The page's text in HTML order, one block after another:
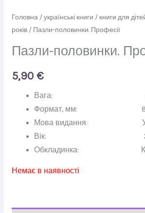
Головна/українські книги / книги для
років/ Пазли-половинки. Професії
Пазли-половинки.
5,90 €
Вага:
Формат, мм:
Мова видання:
Вік:
Обкладинка:
Немає в наявності